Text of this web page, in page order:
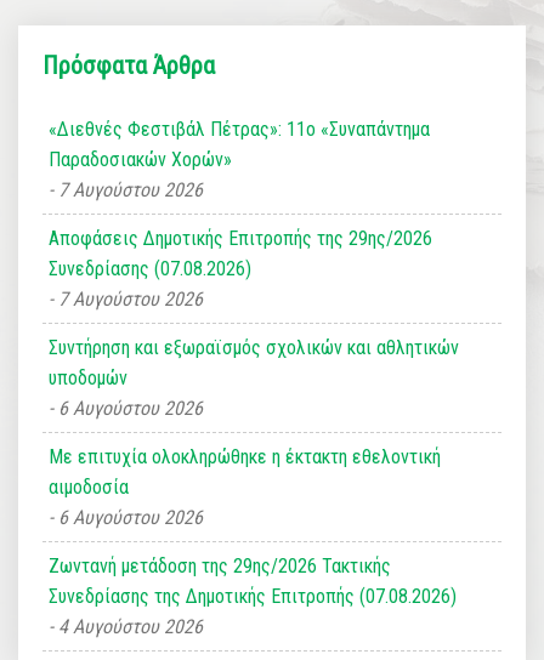
Πρόσφατα Άρθρα
«Διεθνές Φεστιβάλ Πέτρας»: 11ο «Συναπάντημα
Παραδοσιακών Χορών»
7 Αυγούστου 2026
Αποφάσεις Δημοτικής Επιτροπής της 29ης/2026
Συνεδρίασης (07.08.2026)
7 Αυγούστου 2026
Συντήρηση και εξωραϊσμός σχολικών και αθλητικών
υποδομών
6 Αυγούστου 2026
Με επιτυχία ολοκληρώθηκε η έκτακτη εθελοντική
αιμοδοσία
6 Αυγούστου 2026
Ζωντανή μετάδοση της 29ης/2026 Τακτικής
Συνεδρίασης της Δημοτικής Επιτροπής (07.08.2026)
4 Αυγούστου 2026